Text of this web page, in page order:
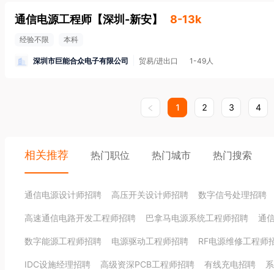
通信电源工程师 【深圳-新安】 8-13k
经验不限 本科
深圳市巨能合众电子有限公司 贸易/进出口 1-49人
1 2 3 4
相关推荐 热门职位 热门城市 热门搜索
通信电源设计师招聘 高压开关设计师招聘 数字信号处理招聘
高速通信电路开发工程师招聘 巴拿马电源系统工程师招聘 通
数字能源工程师招聘 电源驱动工程师招聘 RF电源维修工程师
IDC设施经理招聘 高级资深PCB工程师招聘 有线充电招聘